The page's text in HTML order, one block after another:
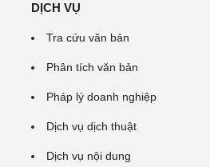
DỊCH VỤ
Tra cứu văn bản
Phân tích văn bản
Pháp lý doanh nghiệp
Dịch vụ dịch thuật
Dịch vụ nội dung